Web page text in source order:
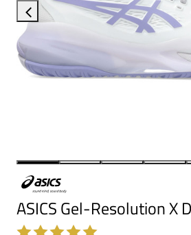
ASICS Gel-Resolution X